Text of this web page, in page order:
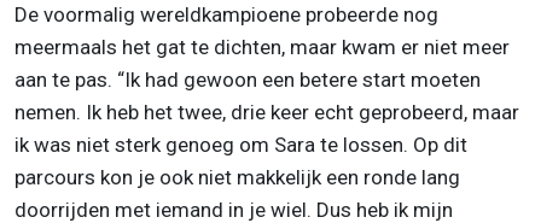
De voormalig wereldkampioene probeerde nog
meermaals het gat te dichten, maar kwam er niet meer
aan te pas. “Ik had gewoon een betere start moeten
nemen. Ik heb het twee, drie keer echt geprobeerd, maar
ik was niet sterk genoeg om Sara te lossen. Op dit
parcours kon je ook niet makkelijk een ronde lang
doorrijden met iemand in je wiel. Dus heb ik mijn